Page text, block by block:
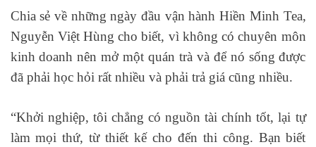
Chia sẻ về những ngày đầu vận hành Hiền Minh Tea,
Nguyễn Việt Hùng cho biết, vì không có chuyên môn
kinh doanh nên mở một quán trà và để nó sống được
đã phải học hỏi rất nhiều và phải trả giá cũng nhiều.
“Khởi nghiệp, tôi chẳng có nguồn tài chính tốt, lại tự
làm mọi thứ, từ thiết kế cho đến thi công. Bạn biết